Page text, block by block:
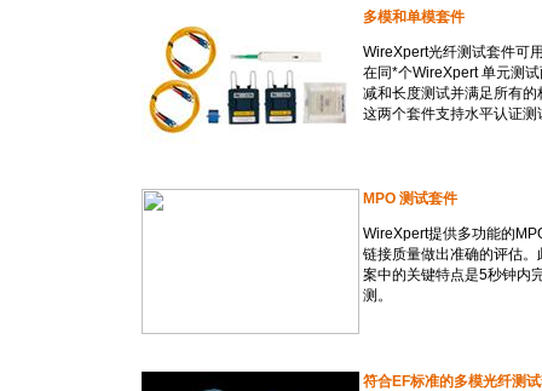
多模和单模套件
WireXpert光纤测试套件可
在同*个WireXpert 单元测
减和长度测试并满足所有的
这两个套件支持水平认证
MPO 测试套件
WireXpert提供多功能的
链接质量做出准确的评估
案中的关键特点是5秒钟内
测。
符合EF标准的多模光纤测